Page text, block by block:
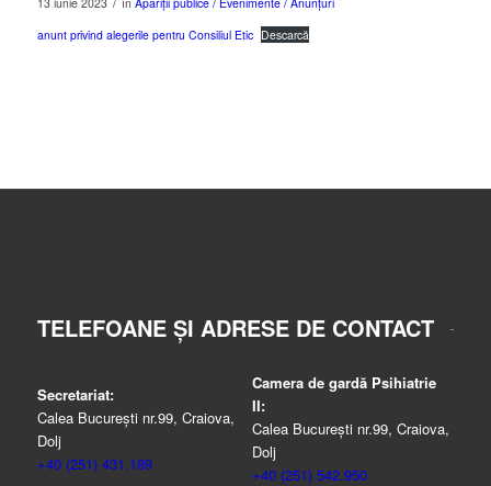
anunt privind alegerile pentru Consiliul Etic Descarcă
TELEFOANE ȘI ADRESE DE CONTACT
Secretariat:
Calea București nr.99, Craiova,
Dolj
+40 (251) 431.189
Camera de gardă Psihiatrie
II:
Calea București nr.99, Craiova,
Dolj
+40 (251) 542.950